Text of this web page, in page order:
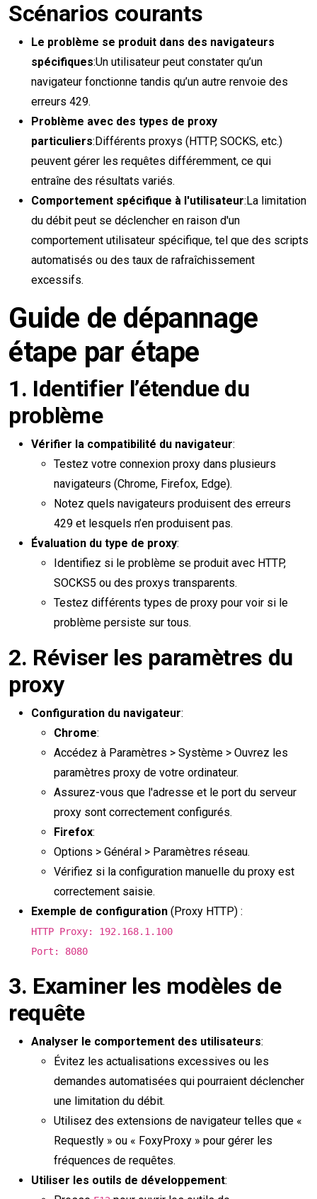
Scénarios courants
Le problème se produit dans des navigateurs
spécifiques:Un utilisateur peut constater qu’un
navigateur fonctionne tandis qu’un autre renvoie des
erreurs 429.
Problème avec des types de proxy
particuliers:Différents proxys (HTTP, SOCKS, etc.)
peuvent gérer les requêtes différemment, ce qui
entraîne des résultats variés.
Comportement spécifique à l'utilisateur:La limitation
du débit peut se déclencher en raison d'un
comportement utilisateur spécifique, tel que des scripts
automatisés ou des taux de rafraîchissement
excessifs.
Guide de dépannage
étape par étape
1. Identifier l’étendue du
problème
Vérifier la compatibilité du navigateur:
Testez votre connexion proxy dans plusieurs
navigateurs (Chrome, Firefox, Edge).
Notez quels navigateurs produisent des erreurs
429 et lesquels n’en produisent pas.
Évaluation du type de proxy:
Identifiez si le problème se produit avec HTTP,
SOCKS5 ou des proxys transparents.
Testez différents types de proxy pour voir si le
problème persiste sur tous.
2. Réviser les paramètres du
proxy
Configuration du navigateur:
Chrome:
Accédez à Paramètres > Système > Ouvrez les
paramètres proxy de votre ordinateur.
Assurez-vous que l'adresse et le port du serveur
proxy sont correctement configurés.
Firefox:
Options > Général > Paramètres réseau.
Vérifiez si la configuration manuelle du proxy est
correctement saisie.
Exemple de configuration (Proxy HTTP) :
HTTP Proxy: 192.168.1.100
Port: 8080
3. Examiner les modèles de
requête
Analyser le comportement des utilisateurs:
Évitez les actualisations excessives ou les
demandes automatisées qui pourraient déclencher
une limitation du débit.
Utilisez des extensions de navigateur telles que «
Requestly » ou « FoxyProxy » pour gérer les
fréquences de requêtes.
Utiliser les outils de développement: